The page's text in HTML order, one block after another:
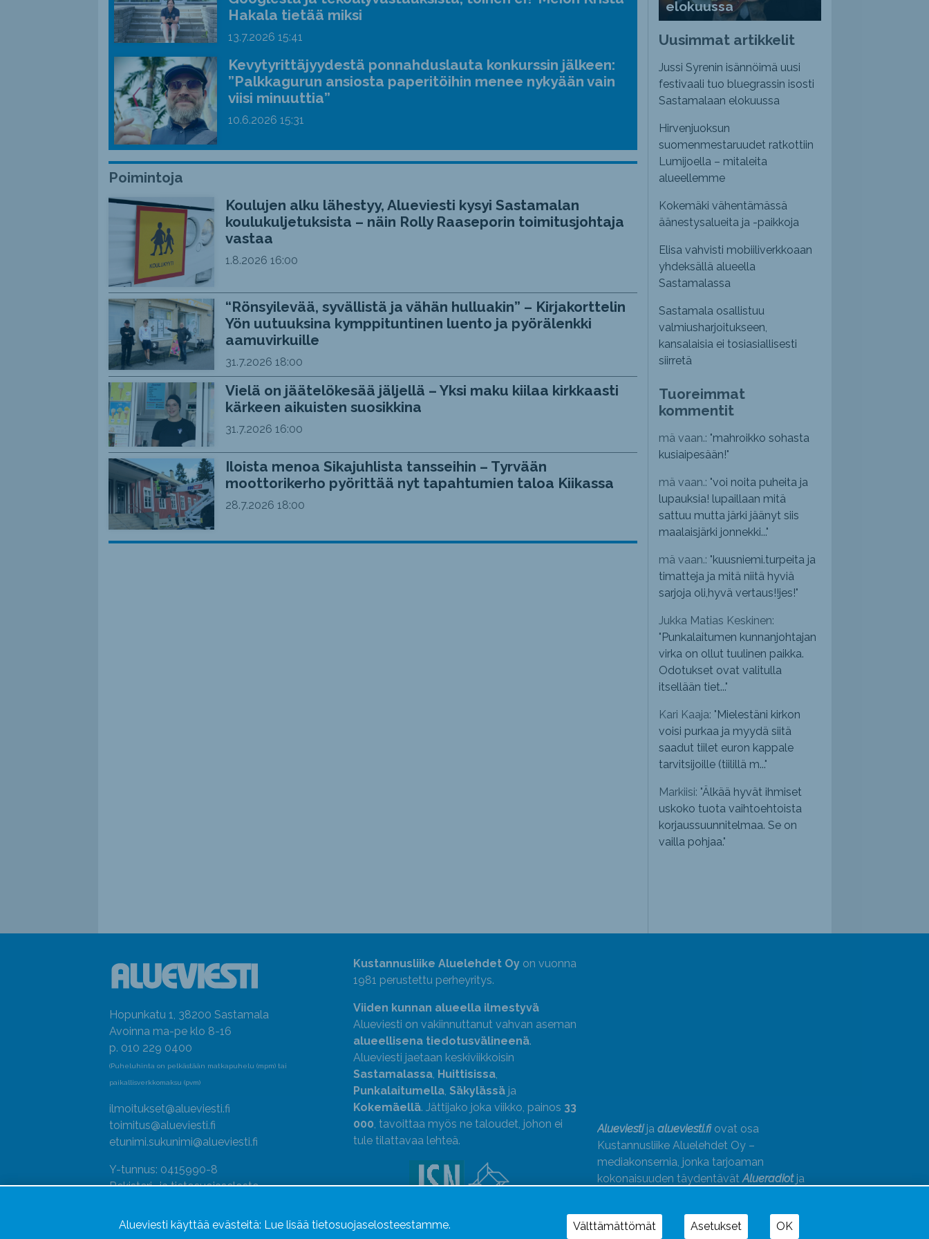
äänenvoimakkuutta
pienemmäksi.
Hakala tietää miksi
13.7.2026 15:41
Kevytyrittäjyydestä ponnahduslauta konkurssin jälkeen:
”Palkkagurun ansiosta paperitöihin menee nykyään vain
viisi minuuttia”
10.6.2026 15:31
Poimintoja
Koulujen alku lähestyy, Alueviesti kysyi Sastamalan
koulukuljetuksista – näin Rolly Raaseporin toimitusjohtaja
vastaa
1.8.2026 16:00
“Rönsyilevää, syvällistä ja vähän hulluakin” – Kirjakorttelin
Yön uutuuksina kymppituntinen luento ja pyörälenkki
aamuvirkuille
31.7.2026 18:00
Vielä on jäätelökesää jäljellä – Yksi maku kiilaa kirkkaasti
kärkeen aikuisten suosikkina
31.7.2026 16:00
Iloista menoa Sikajuhlista tansseihin – Tyrvään
moottorikerho pyörittää nyt tapahtumien taloa Kiikassa
28.7.2026 18:00
elokuussa
Uusimmat artikkelit
Jussi Syrenin isännöimä uusi
festivaali tuo bluegrassin isosti
Sastamalaan elokuussa
Hirvenjuoksun
suomenmestaruudet ratkottiin
Lumijoella – mitaleita
alueellemme
Kokemäki vähentämässä
äänestysalueita ja -paikkoja
Elisa vahvisti mobiiliverkkoaan
yhdeksällä alueella
Sastamalassa
Sastamala osallistuu
valmiusharjoitukseen,
kansalaisia ei tosiasiallisesti
siirretä
Tuoreimmat
kommentit
mä vaan.: "mahroikko sohasta
kusiaipesään!"
mä vaan.: "voi noita puheita ja
lupauksia! lupaillaan mitä
sattuu mutta järki jäänyt siis
maalaisjärki jonnekki..."
mä vaan.: "kuusniemi.turpeita ja
timatteja ja mitä niitä hyviä
sarjoja oli,hyvä vertaus!!jes!"
Jukka Matias Keskinen:
" Punkalaitumen kunnanjohtajan
virka on ollut tuulinen paikka.
Odotukset ovat valitulla
itsellään tiet..."
Kari Kaaja: " Mielestäni kirkon
voisi purkaa ja myydä siitä
saadut tiilet euron kappale
tarvitsijoille (tiilillä m..."
Markiisi: "Älkää hyvät ihmiset
uskoko tuota vaihtoehtoista
korjaussuunnitelmaa. Se on
vailla pohjaa."
Hopunkatu 1, 38200 Sastamala
Avoinna ma-pe klo 8-16
p. 010 229 0400
(Puheluhinta on pelkästään matkapuhelu (mpm) tai
paikallisverkkomaksu (pvm)
ilmoitukset@alueviesti.fi
toimitus@alueviesti.fi
etunimi.sukunimi@alueviesti.fi
Y-tunnus: 0415990-8
Rekisteri- ja tietosuojaseloste
Seuraa meitä
Kustannusliike Aluelehdet Oyon vuonna
1981 perustettu perheyritys.
Viiden kunnan alueella ilmestyvä
Alueviesti on vakiinnuttanut vahvan aseman
alueellisena tiedotusvälineenä.
Alueviesti jaetaan keskiviikkoisin
Sastamalassa, Huittisissa,
Punkalaitumella, Säkylässäja
Kokemäellä. Jättijako joka viikko, painos 33
000, tavoittaa myös ne taloudet, johon ei
tule tilattavaa lehteä.
Uutismedian Liiton jäsen. Noudatamme
Alueviestija alueviesti.fiovat osa
Kustannusliike Aluelehdet Oy –
mediakonsernia, jonka tarjoaman
kokonaisuuden täydentävätAlueradiotja
Alueviesti käyttää evästeitä: Lue lisää tietosuojaselosteestamme. Välttämättömät Asetukset OK